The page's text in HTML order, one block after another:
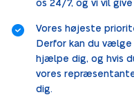
os 24/7, og vi vil
Vores højeste
Derfor kan du
hjælpe dig, og hvis
vores
dig.